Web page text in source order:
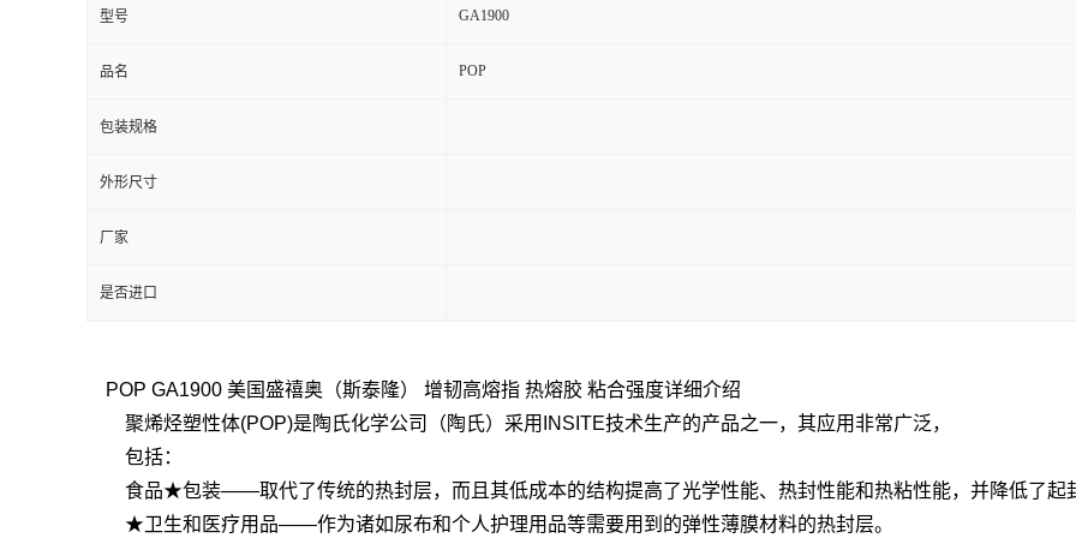
型号 GA1900
品名 POP
包装规格
外形尺寸
厂家
是否进口
POP GA1900 美国盛禧奥（斯泰隆） 增韧高熔指 热熔胶 粘合强度详细介绍
聚烯烃塑性体(POP)是陶氏化学公司（陶氏）采用INSITE技术生产的产品之一，其应用非常广泛，
包括：
食品★包装——取代了传统的热封层，而且其低成本的结构提高了光学性能、热封性能和热粘性能，并降低了起
★卫生和医疗用品——作为诸如尿布和个人护理用品等需要用到的弹性薄膜材料的热封层。